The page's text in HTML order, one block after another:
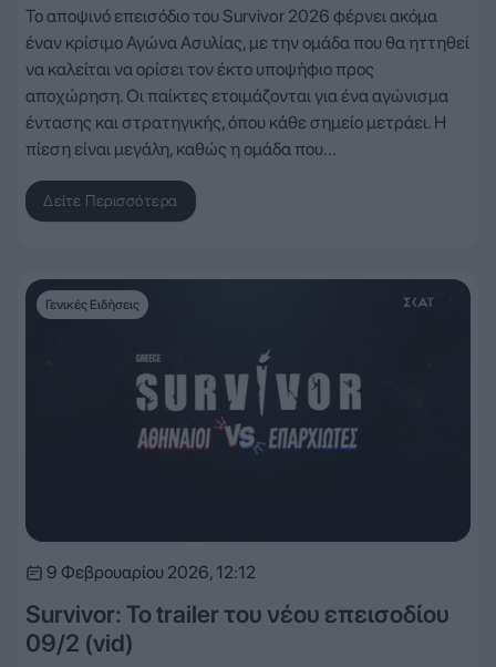
Το αποψινό επεισόδιο του Survivor 2026 φέρνει ακόμα
έναν κρίσιμο Αγώνα Ασυλίας, με την ομάδα που θα ηττηθεί
να καλείται να ορίσει τον έκτο υποψήφιο προς
αποχώρηση. Οι παίκτες ετοιμάζονται για ένα αγώνισμα
έντασης και στρατηγικής, όπου κάθε σημείο μετράει. Η
πίεση είναι μεγάλη, καθώς η ομάδα που…
Δείτε Περισσότερα
Γενικές Ειδήσεις
9 Φεβρουαρίου 2026, 12:12
Survivor: Το trailer του νέου επεισοδίου
09/2 (vid)